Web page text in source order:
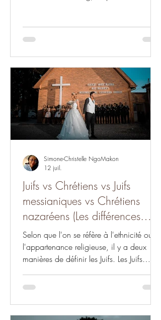
Juifs vs Chrétiens vs Juifs
messianiques vs Chrétiens
nazaréens (Les différences
#17)
Selon que l'on se réfère à l'ethnicité ou à
l'appartenance religieuse, il y a deux
manières de définir les Juifs. Les Juifs
chrétiens nazaréens, l'expression « juifs
non représentative de ceux qui ne sont
Simone-Christelle NgoMakon
12 juil.